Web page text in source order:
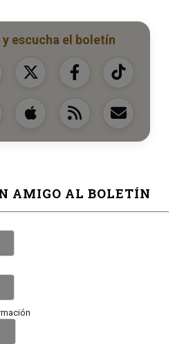
escucha el boletín
AMIGO AL BOLETÍN